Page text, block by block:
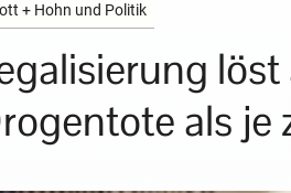
+ Hohn und Politik
als je